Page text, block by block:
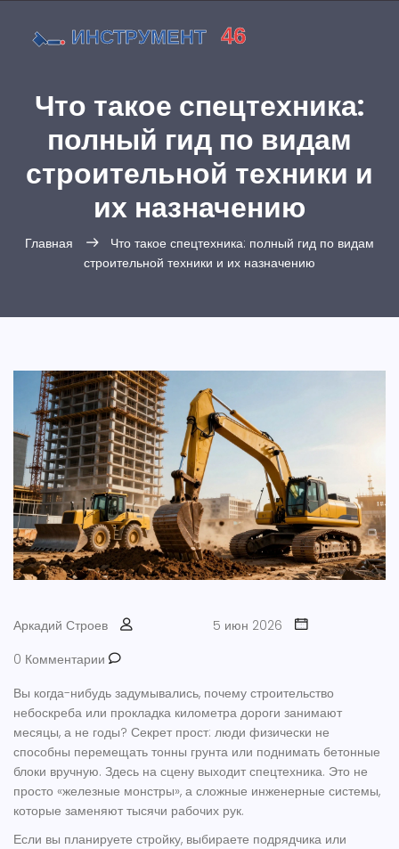
Что такое спецтехника:
полный гид по видам
строительной техники и
их назначению
Главная
Что такое спецтехника: полный гид по видам
строительной техники и их назначению
Аркадий Строев
5 июн 2026
0 Комментарии
Вы когда-нибудь задумывались, почему строительство
небоскреба или прокладка километра дороги занимают
месяцы, а не годы? Секрет прост: люди физически не
способны перемещать тонны грунта или поднимать бетонные
блоки вручную. Здесь на сцену выходит спецтехника. Это не
просто «железные монстры», а сложные инженерные системы,
которые заменяют тысячи рабочих рук.
Если вы планируете стройку, выбираете подрядчика или